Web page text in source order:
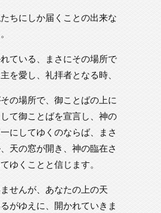
ちにしか届くことの出来な
ている、まさにその場所で
を愛し、礼拝者となる時、
の場所で、御ことばの上に
て御ことばを宣言し、神の
にしてゆくのならば、まさ
天の窓が開き、神の臨在さ
ゆくことと信じます。
せんが、あなたの上の天
がゆえに、開かれていきま